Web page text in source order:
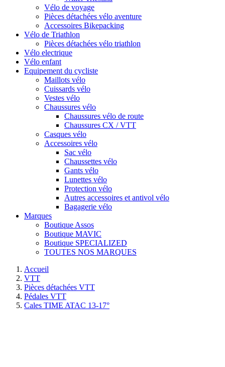
Vélo de voyage
Pièces détachées vélo aventure
Accessoires Bikepacking
Vélo de Triathlon
Pièces détachées vélo triathlon
Vélo electrique
Vélo enfant
Equipement du cycliste
Maillots vélo
Cuissards vélo
Vestes vélo
Chaussures vélo
Chaussures vélo de route
Chaussures CX / VTT
Casques vélo
Accessoires vélo
Sac vélo
Chaussettes vélo
Gants vélo
Lunettes vélo
Protection vélo
Autres accessoires et antivol vélo
Bagagerie vélo
Marques
Boutique Assos
Boutique MAVIC
Boutique SPECIALIZED
TOUTES NOS MARQUES
Accueil
VTT
Pièces détachées VTT
Pédales VTT
Cales TIME ATAC 13-17°